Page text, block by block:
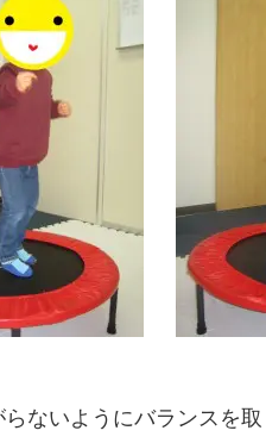
ないようにバランスを